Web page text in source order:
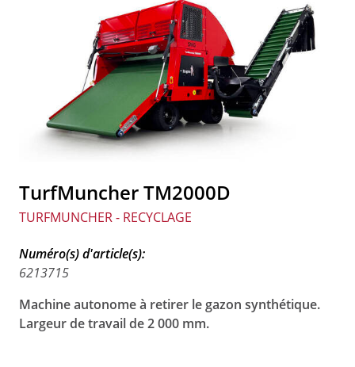
TurfMuncher TM2000D
TURFMUNCHER - RECYCLAGE
Numéro(s) d'article(s):
6213715
Machine autonome à retirer le gazon synthétique.
Largeur de travail de 2 000 mm.